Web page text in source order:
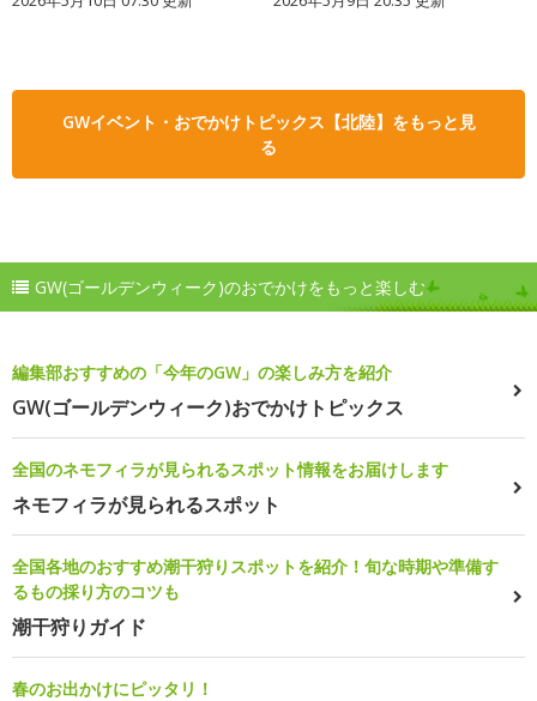
GWイベント・おでかけトピックス【北陸】をもっと見
る
GW(ゴールデンウィーク)のおでかけをもっと楽しむ
編集部おすすめの「今年のGW」の楽しみ方を紹介
GW(ゴールデンウィーク)おでかけトピックス
全国のネモフィラが見られるスポット情報をお届けします
ネモフィラが見られるスポット
全国各地のおすすめ潮干狩りスポットを紹介！旬な時期や準備す
るもの採り方のコツも
潮干狩りガイド
春のお出かけにピッタリ！